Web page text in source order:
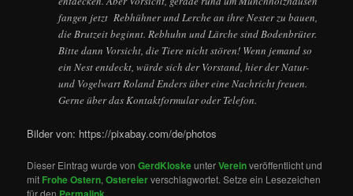
fangen jetzt Rebhühner und Lerche an ihre Nester zu bauen,
die Brutzeit beginnt. Rebhuhn und Lärche sind Bodenbrüter.
Bitte dann Vorsicht, die Tiere nicht stören! Wenn jemand so
ein Nest entdeckt, würde sich der Vorstand, hier der Natur-
und Vogelwart Roland Enders über eine Nachricht freuen.
Gerne über das Kontaktformular oder Telefon.
Bilder von: https://pixabay.com/de/photos
Dieser Eintrag wurde vonGerdKloskeunterVereinveröffentlicht und
mit Frohe Ostern,Ostereierverschlagwortet. Setze ein Lesezeichen